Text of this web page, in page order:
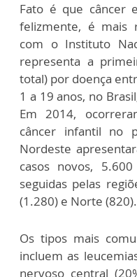
Fato é que câncer
felizmente, é mais
com o Instituto
representa a
total) por doença
1 a 19 anos, no
Em 2014,
câncer infantil no
Nordeste
casos novos,
seguidas pelas
(1.280) e Norte (820).
Os tipos mais
incluem as
nervoso central